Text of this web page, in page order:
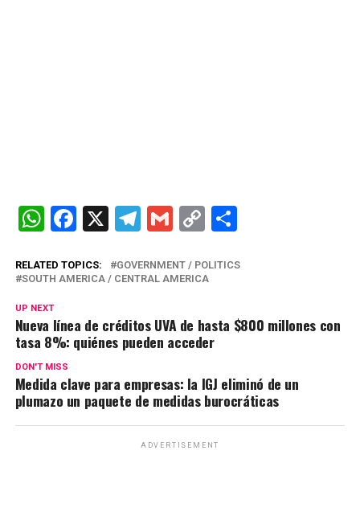
W
at
A
p
p
F
ce
o
o
X T
e
a
m
G
ail
C
py
n
k
C
m
ar
RELATED TOPICS:
GOVERNMENT / POLITICS
SOUTH AMERICA / CENTRAL AMERICA
UP NEXT
Nueva línea de créditos UVA de hasta $800 millones con
tasa 8%: quiénes pueden acceder
DON'T MISS
Medida clave para empresas: la IGJ eliminó de un
plumazo un paquete de medidas burocráticas
ADVERTISEMENT